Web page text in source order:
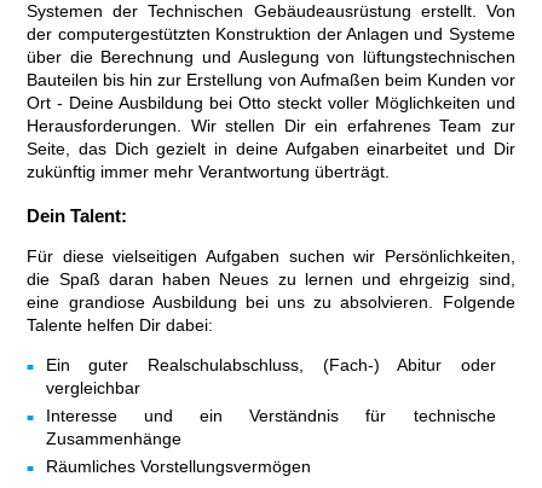
Systemen der Technischen Gebäudeausrüstung erstellt. Von
der computergestützten Konstruktion der Anlagen und Systeme
über die Berechnung und Auslegung von lüftungstechnischen
Bauteilen bis hin zur Erstellung von Aufmaßen beim Kunden vor
Ort - Deine Ausbildung bei Otto steckt voller Möglichkeiten und
Herausforderungen. Wir stellen Dir ein erfahrenes Team zur
Seite, das Dich gezielt in deine Aufgaben einarbeitet und Dir
zukünftig immer mehr Verantwortung überträgt.
Dein Talent:
Für diese vielseitigen Aufgaben suchen wir Persönlichkeiten,
die Spaß daran haben Neues zu lernen und ehrgeizig sind,
eine grandiose Ausbildung bei uns zu absolvieren. Folgende
Talente helfen Dir dabei:
Ein guter Realschulabschluss, (Fach-) Abitur oder
vergleichbar
Interesse und ein Verständnis für technische
Zusammenhänge
Räumliches Vorstellungsvermögen